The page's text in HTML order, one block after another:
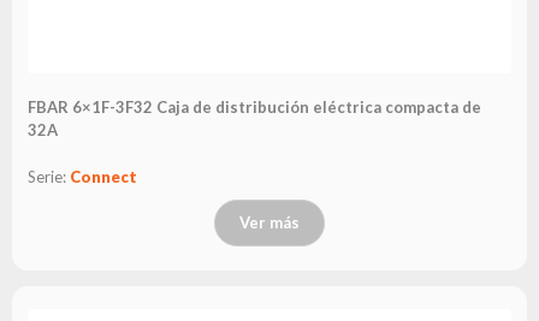
FBAR 6×1F-3F32 Caja de distribución eléctrica compacta de
32A
Serie: Connect
Ver más